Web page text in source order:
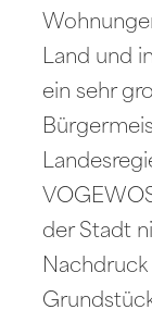
Land und
ein sehr
der Stadt